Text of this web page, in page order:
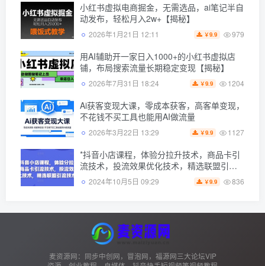
小红书虚拟电商掘金，无需选品，ai笔记半自
动发布，轻松月入2w+【揭秘】
2026年1月21日 12:11 ￥9.9 979
用AI辅助开一家日入1000+的小红书虚拟店
铺，布局搜索流量长期稳定变现【揭秘】
2026年7月31日 18:24 ￥9.9 1204
Ai获客变现大课，零成本获客，高客单变现，
不花钱不买工具也能用AI做流量
2026年3月22日 13:29 ￥9.9 1127
*抖音小店课程，体验分拉升技术，商品卡引
流技术，投流效果优化技术，精选联盟引流
技术
2024年10月5日 09:29 ￥9.9 836
麦资源网：同步中创网，冒泡网，福源网三大论坛VIP